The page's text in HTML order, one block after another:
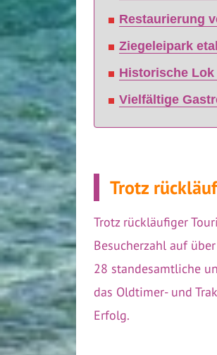
Restaurierung
Ziegeleipark
Historische Lok
Vielfältige
Trotz
Trotz rückläufiger
Besucherzahl auf
28 standesamtliche
das Oldtimer- und
Erfolg.